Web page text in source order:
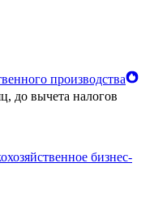
производства
до вычета налогов
бизнес-